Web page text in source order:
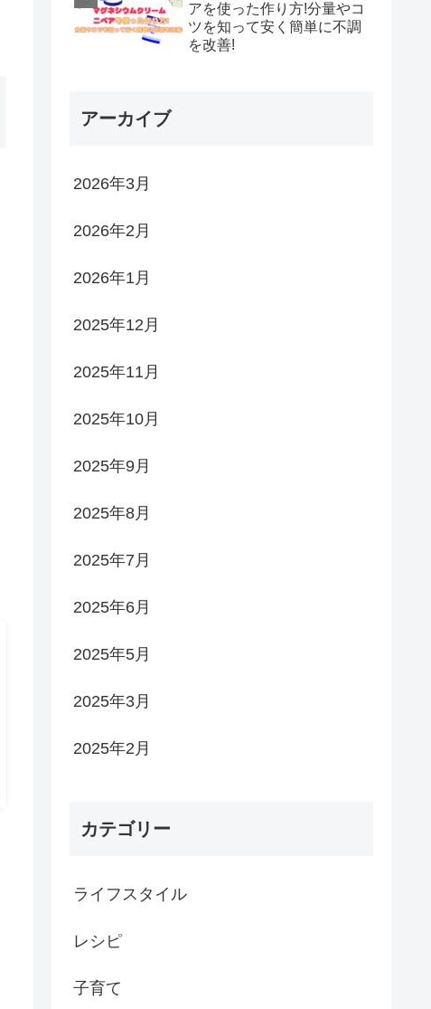
アを使った作り方!分量やコ
ツを知って安く簡単に不調
を改善!
アーカイブ
2026年3月
2026年2月
2026年1月
2025年12月
2025年11月
2025年10月
2025年9月
2025年8月
2025年7月
2025年6月
2025年5月
2025年3月
2025年2月
カテゴリー
ライフスタイル
レシピ
子育て